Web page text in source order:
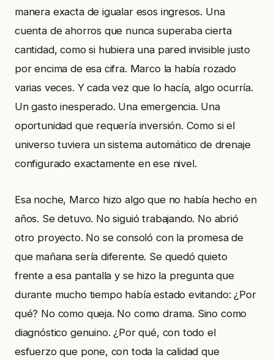
manera exacta de igualar esos ingresos. Una
cuenta de ahorros que nunca superaba cierta
cantidad, como si hubiera una pared invisible justo
por encima de esa cifra. Marco la había rozado
varias veces. Y cada vez que lo hacía, algo ocurría.
Un gasto inesperado. Una emergencia. Una
oportunidad que requería inversión. Como si el
universo tuviera un sistema automático de drenaje
configurado exactamente en ese nivel.
Esa noche, Marco hizo algo que no había hecho en
años. Se detuvo. No siguió trabajando. No abrió
otro proyecto. No se consoló con la promesa de
que mañana sería diferente. Se quedó quieto
frente a esa pantalla y se hizo la pregunta que
durante mucho tiempo había estado evitando: ¿Por
qué? No como queja. No como drama. Sino como
diagnóstico genuino. ¿Por qué, con todo el
esfuerzo que pone, con toda la calidad que